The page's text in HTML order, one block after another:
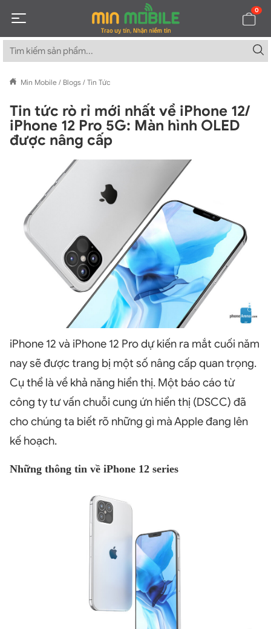
0
Min Mobile / Blogs / Tin Tức
Tin tức rò rỉ mới nhất về iPhone 12/
iPhone 12 Pro 5G: Màn hình OLED
được nâng cấp
iPhone 12 và iPhone 12 Pro dự kiến ra mắt cuối năm
nay sẽ được trang bị một số nâng cấp quan trọng.
Cụ thể là về khả năng hiển thị. Một báo cáo từ
công ty tư vấn chuỗi cung ứn hiển thị (DSCC) đã
cho chúng ta biết rõ những gì mà Apple đang lên
kế hoạch.
Những thông tin về iPhone 12 series